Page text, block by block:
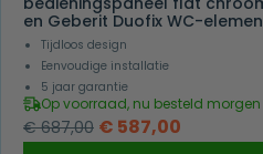
en Geberit Duofix WC-
Tijdloos design
Eenvoudige installatie
5 jaar garantie
Op voorraad, nu besteld morgen
€687,00 Oorspronkelijke
€ 587,00